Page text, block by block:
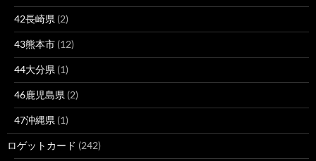
42長崎県 (2)
43熊本市 (12)
44大分県 (1)
46鹿児島県 (2)
47沖縄県 (1)
ロゲットカード (242)